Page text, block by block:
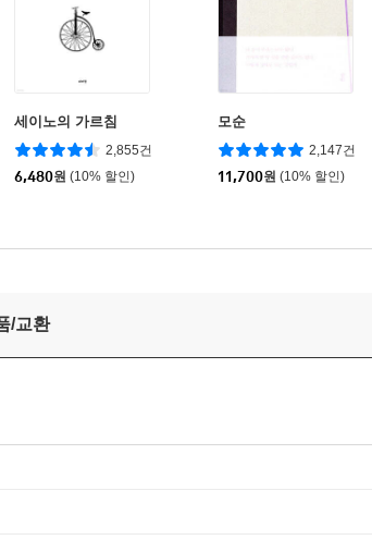
세이노의 가르침
2,855건
6,480원 (10% 할인)
모순
2,147건
11,700원 (10% 할인)
/교환